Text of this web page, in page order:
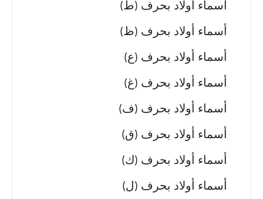
أسماء أولاد بحرف (ط)
أسماء أولاد بحرف (ظ)
أسماء أولاد بحرف (ع)
أسماء أولاد بحرف (غ)
أسماء أولاد بحرف (ف)
أسماء أولاد بحرف (ق)
أسماء أولاد بحرف (ك)
أسماء أولاد بحرف (ل)